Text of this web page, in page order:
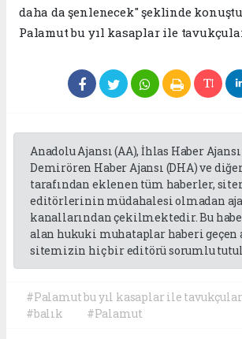
daha da şenlenecek" şeklinde
Palamut bu yıl kasaplar ile
Anadolu Ajansı (AA), İhlas Haber
Demirören Haber Ajansı (DHA) ve
tarafından eklenen tüm haberler,
editörlerinin müdahalesi olmadan
kanallarından çekilmektedir. Bu
alan hukuki muhataplar haberi geçen
sitemizin hiç bir editörü sorumlu
#Palamut bu yıl kasaplar ile
#balık
#Palamut